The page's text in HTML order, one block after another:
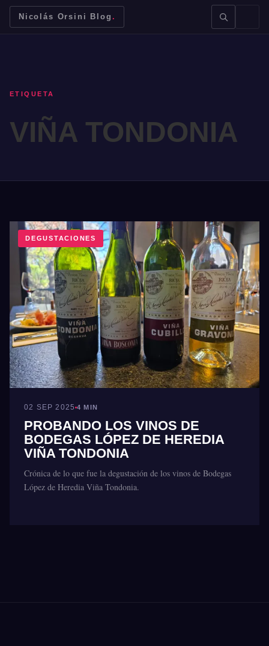
Nicolás Orsini Blog .
BUSCAR →
Mendoza Malbec Bodegas Jujuy
ETIQUETA
VIÑA TONDONIA
DEGUSTACIONES
02 SEP 2025 4 MIN
PROBANDO LOS VINOS DE
BODEGAS LÓPEZ DE HEREDIA
VIÑA TONDONIA
Crónica de lo que fue la degustación de los vinos de Bodegas
López de Heredia Viña Tondonia.